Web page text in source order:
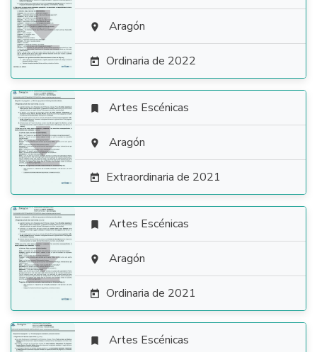
  Aragón
 Ordinaria de 2022

 Artes Escénicas
 Aragón
 Extraordinaria de 2021

 Artes Escénicas
 Aragón
 Ordinaria de 2021
 Artes Escénicas